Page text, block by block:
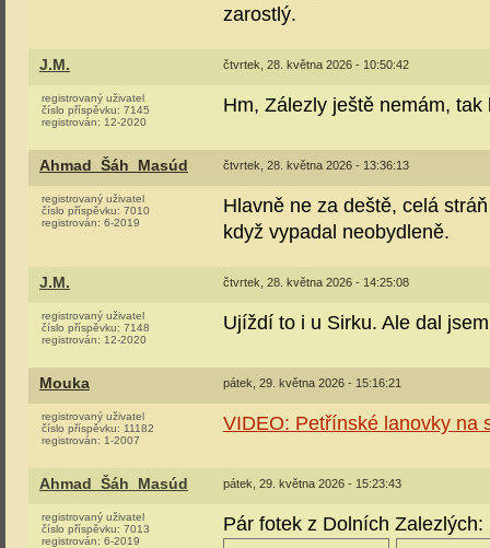
zarostlý.
J.M. čtvrtek, 28. května 2026 - 10:50:42
registrovaný uživatel
číslo příspěvku: 7145
registrován: 12-2020
Hm, Zálezly ještě nemám,
Ahmad_Šáh_Masúd čtvrtek, 28. května 2026 - 13:36:13
registrovaný uživatel
číslo příspěvku: 7010
registrován: 6-2019
Hlavně ne za deště, celá
když vypadal neobydleně.
J.M. čtvrtek, 28. května 2026 - 14:25:08
registrovaný uživatel
číslo příspěvku: 7148
registrován: 12-2020
Ujíždí to i u Sirku. Ale dal
Mouka pátek, 29. května 2026 - 15:16:21
registrovaný uživatel
číslo příspěvku: 11182
registrován: 1-2007
VIDEO: Petřínské lanovky na
Ahmad_Šáh_Masúd pátek, 29. května 2026 - 15:23:43
registrovaný uživatel
číslo příspěvku: 7013
registrován: 6-2019
Pár fotek z Dolních Zalezlých: